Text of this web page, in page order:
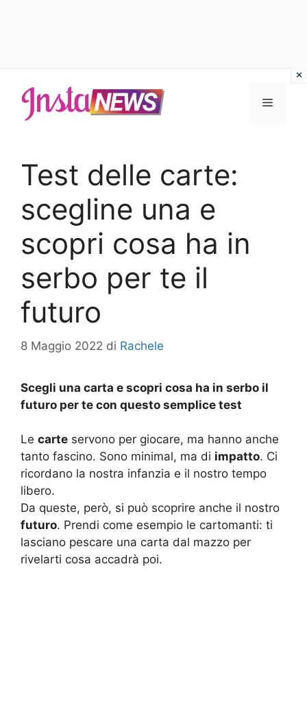
contenuto
Menu
Test delle carte:
scegline una e
scopri cosa ha in
serbo per te il
futuro
8 Maggio 2022 di Rachele
Scegli una carta e scopri cosa ha in serbo il
futuro per te con questo semplice test
Le carte servono per giocare, ma hanno anche
tanto fascino. Sono minimal, ma di impatto. Ci
ricordano la nostra infanzia e il nostro tempo
libero.
Da queste, però, si può scoprire anche il nostro
futuro. Prendi come esempio le cartomanti: ti
lasciano pescare una carta dal mazzo per
rivelarti cosa accadrà poi.